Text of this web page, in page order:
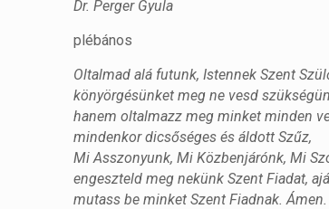
Dr. Perger Gyula
plébános
Oltalmad alá futunk, Istennek Szent
könyörgésünket meg ne vesd
hanem oltalmazz meg minket minden
mindenkor dicsőséges és áldott Szűz,
Mi Asszonyunk, Mi Közbenjárónk, Mi
engeszteld meg nekünk Szent Fiadat,
mutass be minket Szent Fiadnak. Ámen.